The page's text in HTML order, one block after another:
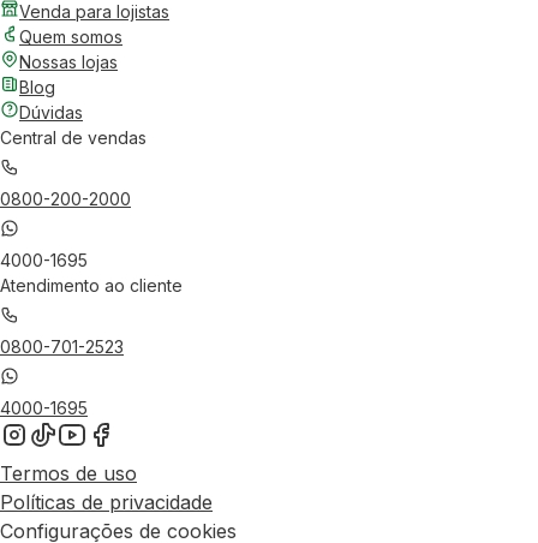
Venda para lojistas
Quem somos
Nossas lojas
Blog
Dúvidas
Central de vendas
0800-200-2000
4000-1695
Atendimento ao cliente
0800-701-2523
4000-1695
Termos de uso
Políticas de privacidade
Configurações de cookies